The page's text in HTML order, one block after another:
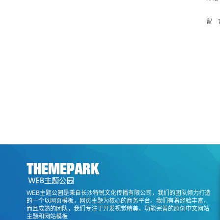
留
WEB主题公园是秉自长沙特锐文化传播有限公司，我们的团队倾力打造
的一个以网页模板，网页主题为核心的商务平台。我们有着经验丰富，
而且成熟的团队，我们专注于开发视觉精美，功能完善的原创中文网站
主题和网站模板